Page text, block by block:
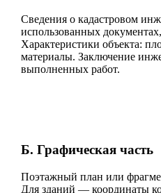
Сведения о кадастровом
использованных
Характеристики объекта:
материалы. Заключение
выполненных работ.
Б. Графическая часть
Поэтажный план или
Для зданий — координаты